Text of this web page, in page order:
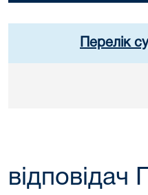
Перелік
відповідач